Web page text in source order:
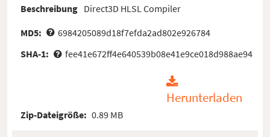
Beschreibung Direct3D HLSL Compiler
MD5:
6984205089d18f7efda2ad802e926784
SHA-1:
fee41e672ff4e640539b08e41e9ce018d988ae94
Herunterladen
Zip-Dateigröße: 0.89 MB